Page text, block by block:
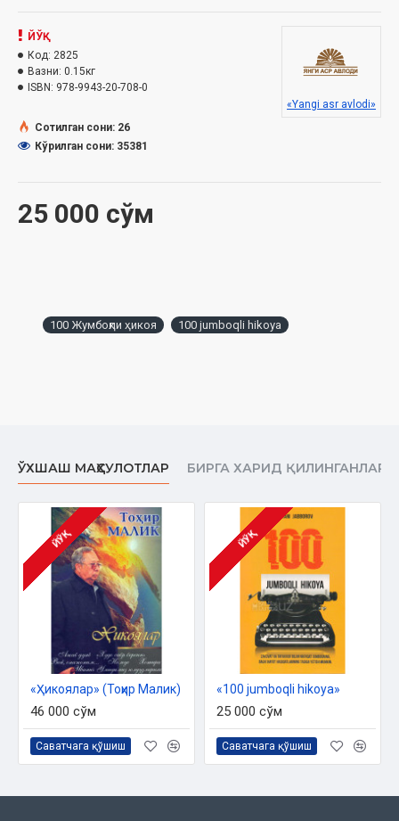
25 000 сўм
ЙЎҚ
Код: 2825
Вазни: 0.15кг
ISBN: 978-9943-20-708-0
«Yangi asr avlodi»
Сотилган сони: 26
Кўрилган сони: 35381
100 Жумбоқли ҳикоя 100 jumboqli hikoya
ЎХШАШ МАҲСУЛОТЛАР БИРГА ХАРИД ҚИЛИНГАНЛАР
ЙЎҚ
«Ҳикоялар» (Тоҳир Малик)
46 000 сўм
Саватчага қўшиш
ЙЎҚ
«100 jumboqli hikoya»
25 000 сўм
Саватчага қўшиш